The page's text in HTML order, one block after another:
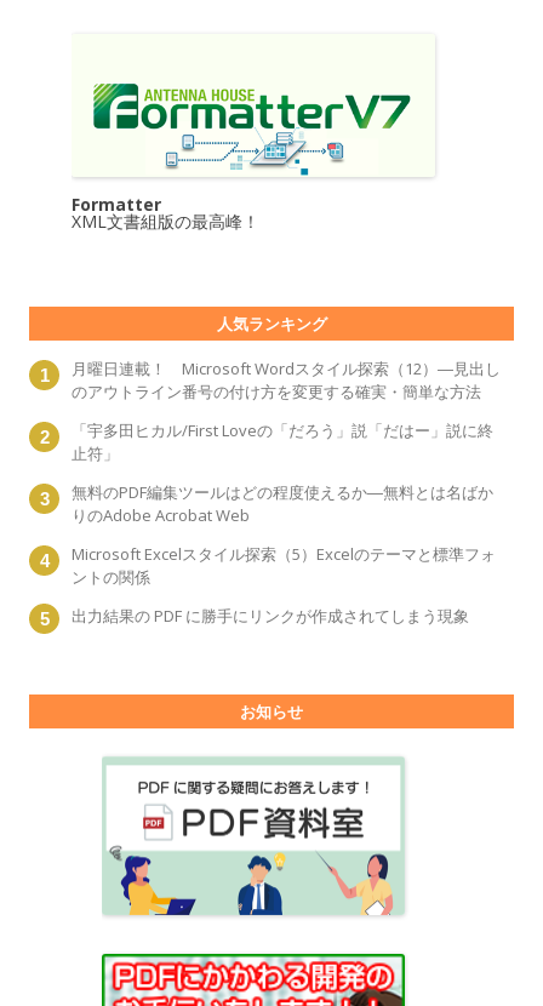
Formatter
XML文書組版の最高峰！
人気ランキング
月曜日連載！ Microsoft Wordスタイル探索（12）―見出し
のアウトライン番号の付け方を変更する確実・簡単な方法
「宇多田ヒカル/First Loveの「だろう」説「だはー」説に終
止符」
無料のPDF編集ツールはどの程度使えるか―無料とは名ばか
りのAdobe Acrobat Web
Microsoft Excelスタイル探索（5）Excelのテーマと標準フォ
ントの関係
出力結果の PDF に勝手にリンクが作成されてしまう現象
お知らせ